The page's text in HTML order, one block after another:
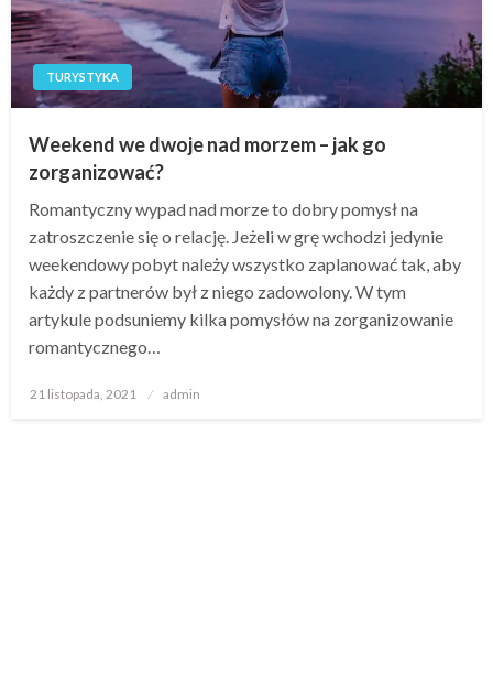
TURYSTYKA
Weekend we dwoje nad morzem – jak go
zorganizować?
Romantyczny wypad nad morze to dobry pomysł na
zatroszczenie się o relację. Jeżeli w grę wchodzi jedynie
weekendowy pobyt należy wszystko zaplanować tak, aby
każdy z partnerów był z niego zadowolony. W tym
artykule podsuniemy kilka pomysłów na zorganizowanie
romantycznego…
Opublikowane
21 listopada, 2021 admin